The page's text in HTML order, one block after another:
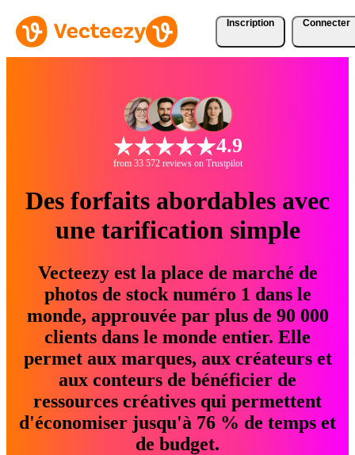
Inscription Connecter
4.9
from 33 572 reviews on Trustpilot
Des forfaits abordables avec
une tarification simple
Vecteezy est la place de marché de
photos de stock numéro 1 dans le
monde, approuvée par plus de 90 000
clients dans le monde entier. Elle
permet aux marques, aux créateurs et
aux conteurs de bénéficier de
ressources créatives qui permettent
d'économiser jusqu'à 76 % de temps et
de budget.